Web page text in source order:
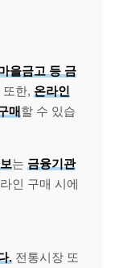
을금고 등 금
한, 온라인
매할 수 있습
는 금융기관
인 구매 시에
. 전통시장 또